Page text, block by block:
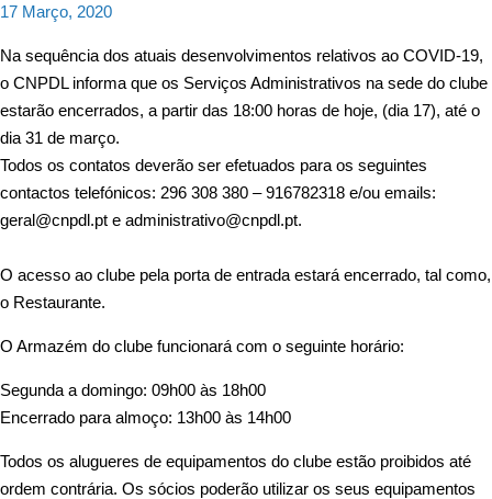
17 Março, 2020
Na sequência dos atuais desenvolvimentos relativos ao COVID-19,
o CNPDL informa que os Serviços Administrativos na sede do clube
estarão encerrados, a partir das 18:00 horas de hoje, (dia 17), até o
dia 31 de março.
Todos os contatos deverão ser efetuados para os seguintes
contactos telefónicos: 296 308 380 – 916782318 e/ou emails:
geral@cnpdl.pt e administrativo@cnpdl.pt.
O acesso ao clube pela porta de entrada estará encerrado, tal como,
o Restaurante.
O Armazém do clube funcionará com o seguinte horário:
Segunda a domingo: 09h00 às 18h00
Encerrado para almoço: 13h00 às 14h00
Todos os alugueres de equipamentos do clube estão proibidos até
ordem contrária. Os sócios poderão utilizar os seus equipamentos